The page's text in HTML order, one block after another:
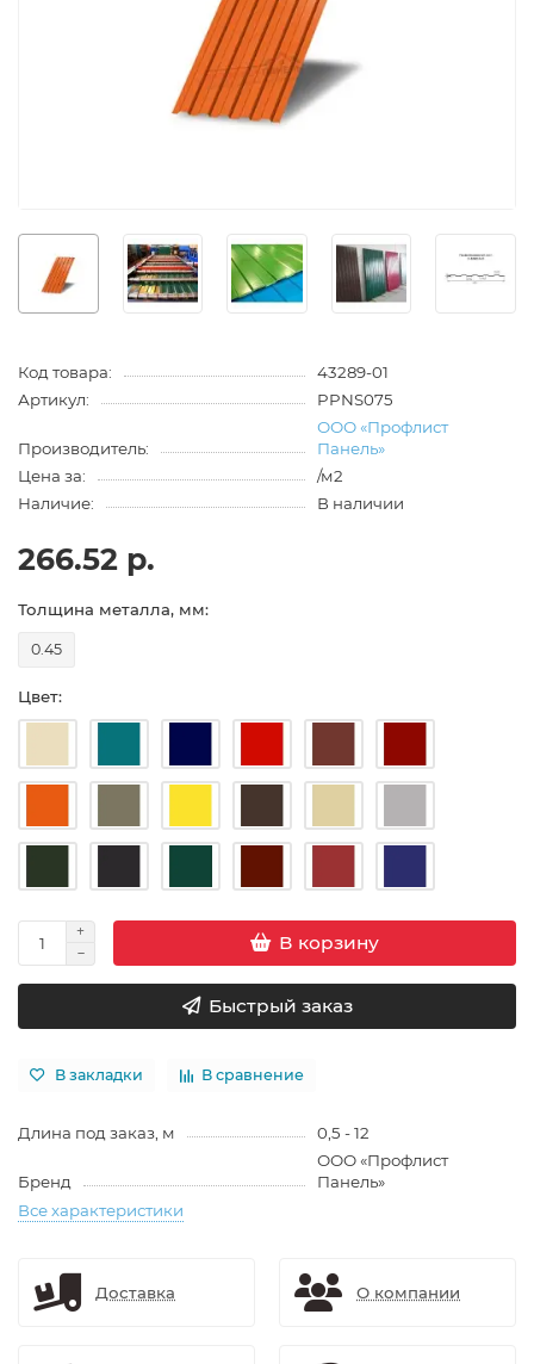
Код товара:
43289-01
Артикул:
PPNS075
Производитель:
ООО «Профлист
Панель»
Цена за:
/м2
Наличие:
В наличии
266.52 р.
Толщина металла, мм:
0.45
Цвет:
В корзину
Быстрый заказ
В закладки В сравнение
Длина под заказ, м 0,5 - 12
Бренд
ООО «Профлист
Панель»
Все характеристики
Доставка О компании